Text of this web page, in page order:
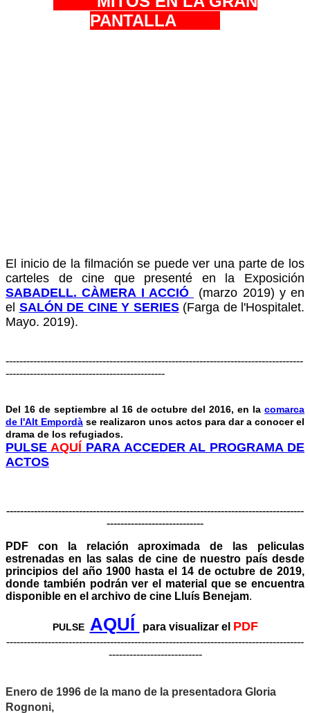
PANTALLA
El inicio de la filmación se puede ver una parte de los
carteles de cine que presenté en la Exposición
SABADELL. CÀMERA I ACCIÓ
(marzo 2019) y en
el SALÓN DE CINE Y SERIES(Farga de l'Hospitalet.
Mayo. 2019).
--------------------------------------------------------------------------------------
----------------------------------------------
Del 16 de septiembre al 16 de octubre del 2016, en la comarca
de l'Alt Empordà se realizaron unos actos para dar a conocer el
drama de los refugiados.
PULSE AQUÍ PARA ACCEDER AL PROGRAMA DE
ACTOS
--------------------------------------------------------------------------------------
----------------------------
PDF con la relación aproximada de las peliculas
estrenadas en las salas de cine de nuestro país desde
principios del año 1900 hasta el 14 de octubre de 2019,
donde también podrán ver el material que se encuentra
disponible en el archivo de cine Lluís Benejam.
PULSE AQUÍ para visualizar el PDF
--------------------------------------------------------------------------------------
---------------------------
Enero de 1996 de la mano de la presentadora Gloria
Rognoni,